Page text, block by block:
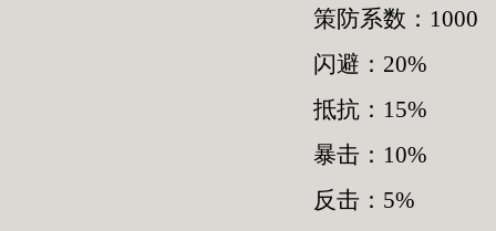
策防系数：1000
闪避：20%
抵抗：15%
暴击：10%
反击：5%